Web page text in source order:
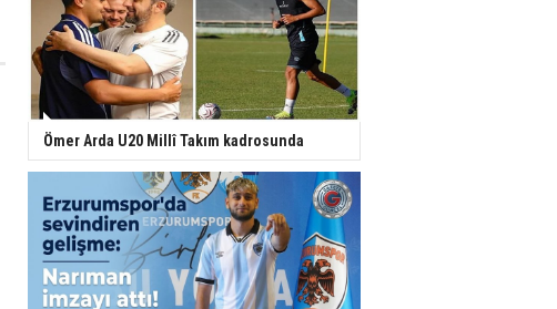
Ömer Arda U20 Millî Takım kadrosunda